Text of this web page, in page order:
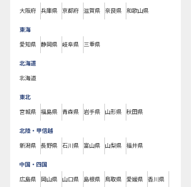
大阪府 兵庫県 京都府 滋賀県 奈良県 和歌山県
東海
愛知県 静岡県 岐阜県 三重県
北海道
北海道
東北
宮城県 福島県 青森県 岩手県 山形県 秋田県
北陸・甲信越
新潟県 長野県 石川県 富山県 山梨県 福井県
中国・四国
広島県 岡山県 山口県 島根県 鳥取県 愛媛県 香川県